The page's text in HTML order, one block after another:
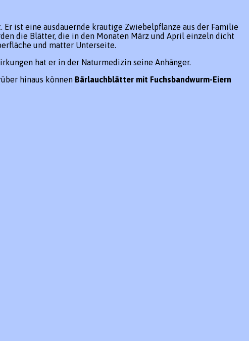
ist eine ausdauernde krautige Zwiebelpflanze aus der Familie
die Blätter, die in den Monaten März und April einzeln dicht
und matter Unterseite.
hat er in der Naturmedizin seine Anhänger.
hinaus können Bärlauchblätter mit Fuchsbandwurm-Eiern